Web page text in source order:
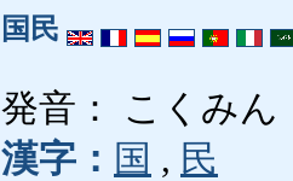
国民
発音： こくみん
漢字： 国 , 民